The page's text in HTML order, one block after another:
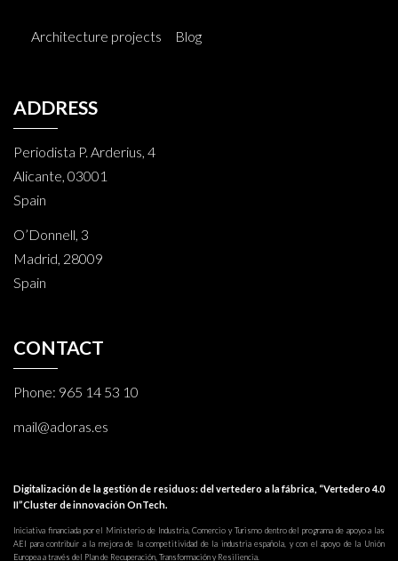
Architecture projects Blog
ADDRESS
Periodista P. Arderius, 4
Alicante, 03001
Spain
O’Donnell, 3
Madrid, 28009
Spain
CONTACT
Phone: 965 14 53 10
mail@adoras.es
Digitalización de la gestión de residuos: del vertedero a la fábrica, “Vertedero 4.0
II”Cluster de innovación OnTech.
Iniciativa financiada por el Ministerio de Industria, Comercio y Turismo dentro del programa de apoyo a las
AEI para contribuir a la mejora de la competitividad de la industria española, y con el apoyo de la Unión
Europea a través del Plan de Recuperación, Transformación y Resiliencia.